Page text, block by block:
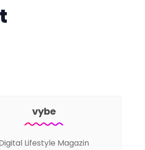
vybe
Lifestyle Magazin